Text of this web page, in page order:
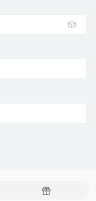
🎲
随